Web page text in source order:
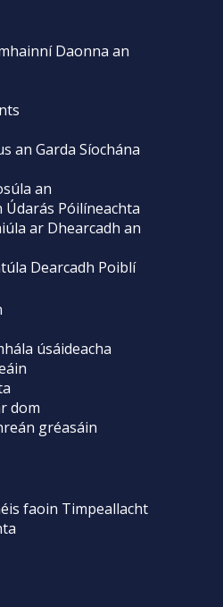
Daonna an
an Garda Síochána
an
Póilíneachta
ar Dhearcadh an
Dearcadh Poiblí
úsáideacha
dom
gréasáin
faoin Timpeallacht